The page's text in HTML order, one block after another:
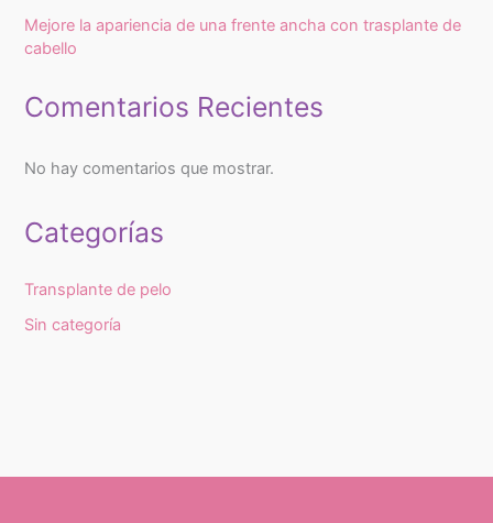
Mejore la apariencia de una frente ancha con trasplante de
cabello
Comentarios Recientes
No hay comentarios que mostrar.
Categorías
Transplante de pelo
Sin categoría